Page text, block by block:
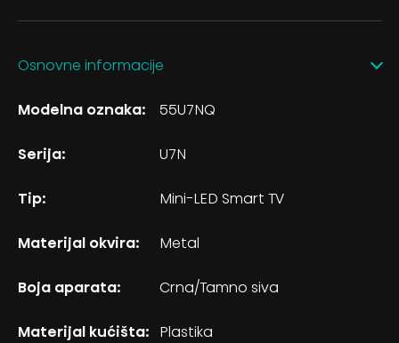
Osnovne informacije
Modelna oznaka: 55U7NQ
Serija: U7N
Tip: Mini-LED Smart TV
Materijal okvira: Metal
Boja aparata: Crna/Tamno siva
Materijal kućišta: Plastika